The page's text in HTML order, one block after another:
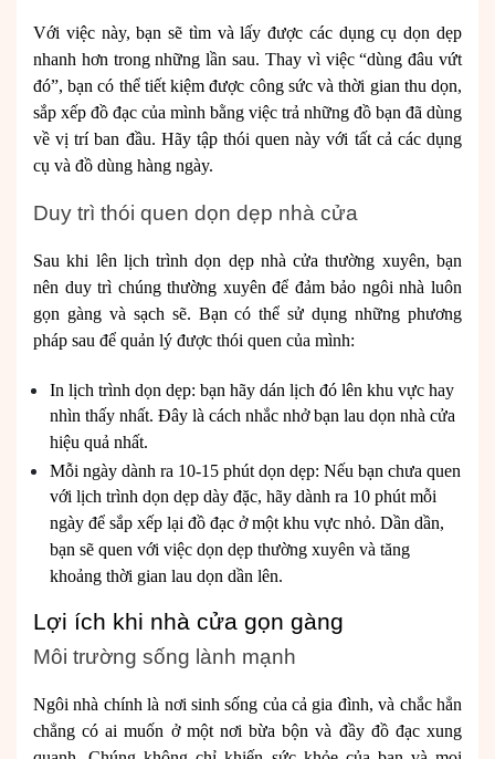
Với việc này, bạn sẽ tìm và lấy được các dụng cụ dọn dẹp
nhanh hơn trong những lần sau. Thay vì việc “dùng đâu vứt
đó”, bạn có thể tiết kiệm được công sức và thời gian thu dọn,
sắp xếp đồ đạc của mình bằng việc trả những đồ bạn đã dùng
về vị trí ban đầu. Hãy tập thói quen này với tất cả các dụng
cụ và đồ dùng hàng ngày.
Duy trì thói quen dọn dẹp nhà cửa
Sau khi lên lịch trình dọn dẹp nhà cửa thường xuyên, bạn
nên duy trì chúng thường xuyên để đảm bảo ngôi nhà luôn
gọn gàng và sạch sẽ. Bạn có thể sử dụng những phương
pháp sau để quản lý được thói quen của mình:
In lịch trình dọn dẹp: bạn hãy dán lịch đó lên khu vực hay
nhìn thấy nhất. Đây là cách nhắc nhở bạn lau dọn nhà cửa
hiệu quả nhất.
Mỗi ngày dành ra 10-15 phút dọn dẹp: Nếu bạn chưa quen
với lịch trình dọn dẹp dày đặc, hãy dành ra 10 phút mỗi
ngày để sắp xếp lại đồ đạc ở một khu vực nhỏ. Dần dần,
bạn sẽ quen với việc dọn dẹp thường xuyên và tăng
khoảng thời gian lau dọn dần lên.
Lợi ích khi nhà cửa gọn gàng
Môi trường sống lành mạnh
Ngôi nhà chính là nơi sinh sống của cả gia đình, và chắc hẳn
chẳng có ai muốn ở một nơi bừa bộn và đầy đồ đạc xung